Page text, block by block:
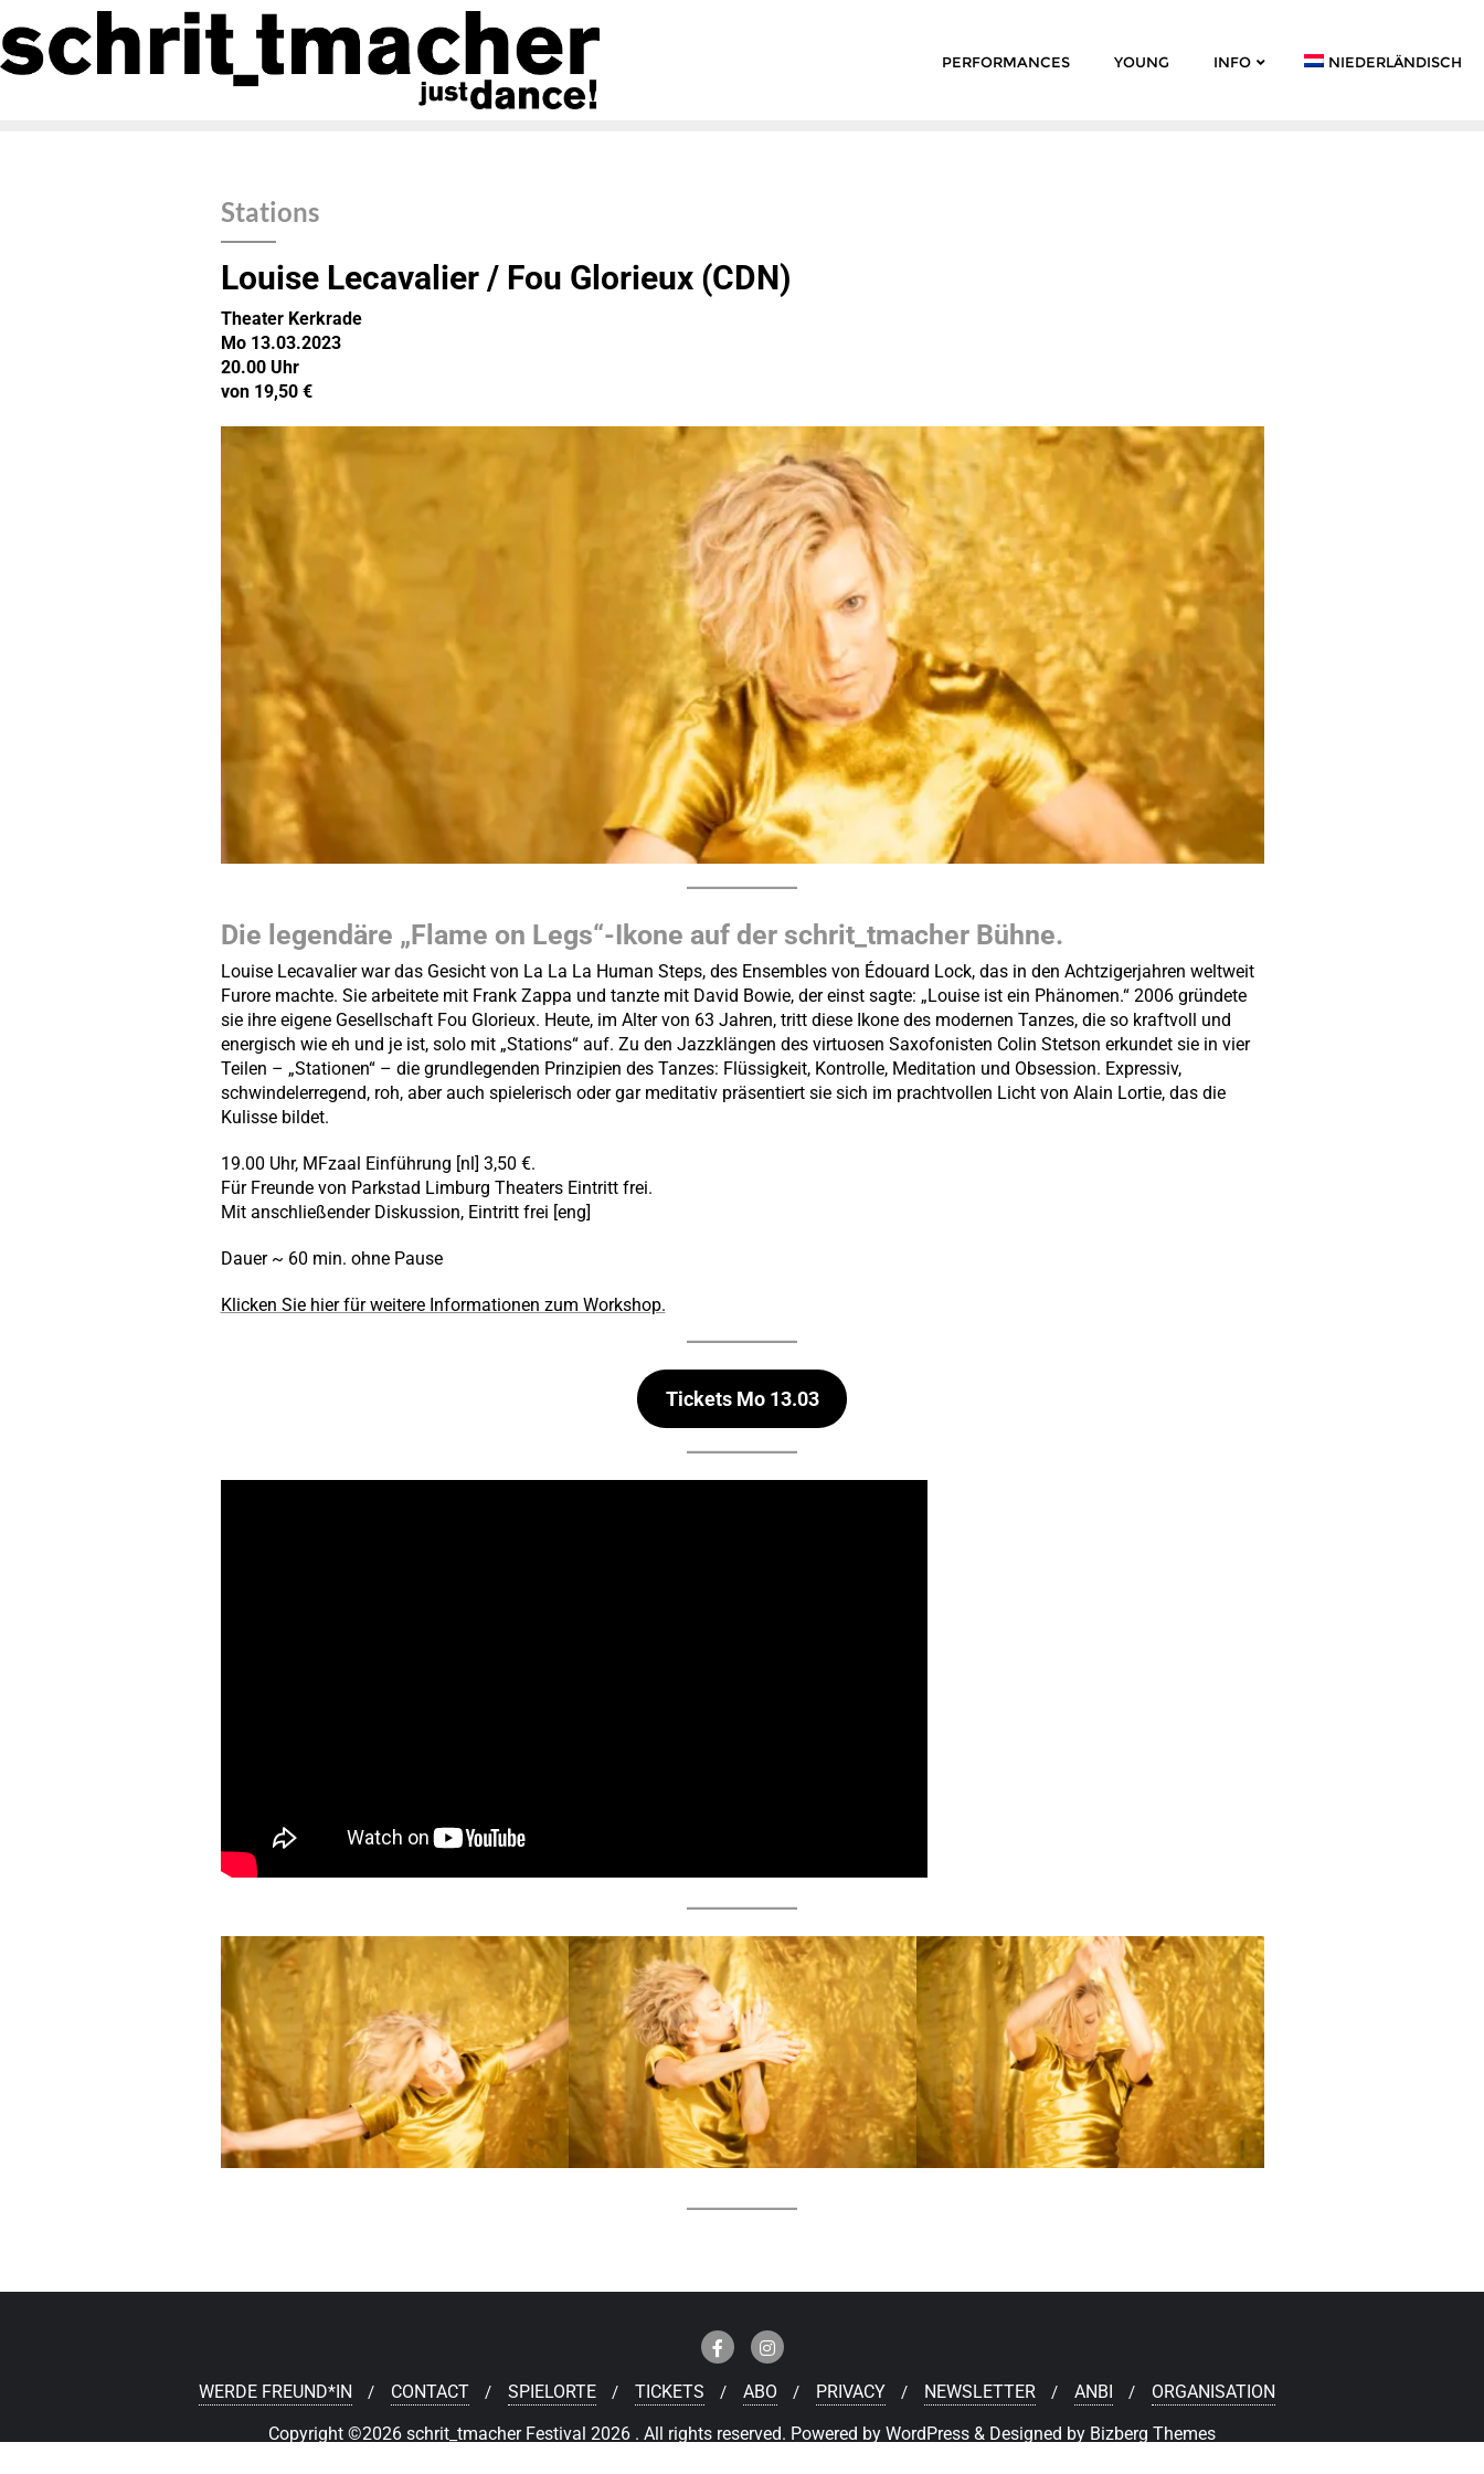
PERFORMANCES YOUNG INFO NIEDERLÄNDISCH
Stations
Louise Lecavalier / Fou Glorieux (CDN)
Theater Kerkrade
Mo 13.03.2023
20.00 Uhr
von 19,50 €
Die legendäre „Flame on Legs“-Ikone auf der schrit_tmacher Bühne.
Louise Lecavalier war das Gesicht von La La La Human Steps, des Ensembles von Édouard Lock, das in den Achtzigerjahren weltweit
Furore machte. Sie arbeitete mit Frank Zappa und tanzte mit David Bowie, der einst sagte: „Louise ist ein Phänomen.“ 2006 gründete
sie ihre eigene Gesellschaft Fou Glorieux. Heute, im Alter von 63 Jahren, tritt diese Ikone des modernen Tanzes, die so kraftvoll und
energisch wie eh und je ist, solo mit „Stations“ auf. Zu den Jazzklängen des virtuosen Saxofonisten Colin Stetson erkundet sie in vier
Teilen – „Stationen“ – die grundlegenden Prinzipien des Tanzes: Flüssigkeit, Kontrolle, Meditation und Obsession. Expressiv,
schwindelerregend, roh, aber auch spielerisch oder gar meditativ präsentiert sie sich im prachtvollen Licht von Alain Lortie, das die
Kulisse bildet.
19.00 Uhr, MFzaal Einführung [nl] 3,50 €.
Für Freunde von Parkstad Limburg Theaters Eintritt frei.
Mit anschließender Diskussion, Eintritt frei [eng]
Dauer ~ 60 min. ohne Pause
Klicken Sie hier für weitere Informationen zum Workshop.
Tickets Mo 13.03
WERDE FREUND*IN CONTACT SPIELORTE TICKETS ABO PRIVACY NEWSLETTER ANBI
ORGANISATION
Copyright ©2026 schrit_tmacher Festival 2026 . All rights reserved. Powered by WordPress & Designed by Bizberg Themes